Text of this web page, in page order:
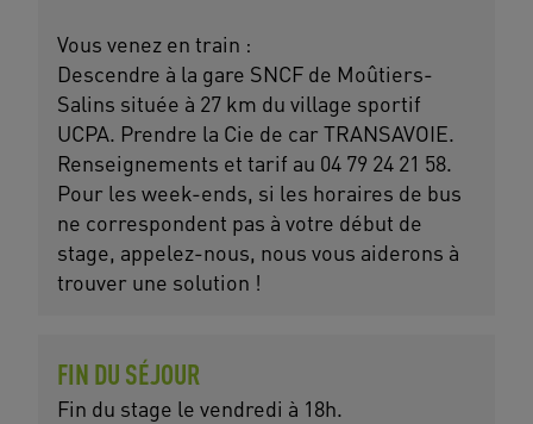
Vous venez en train :
Descendre à la gare SNCF de Moûtiers-
Salins située à 27 km du village sportif
UCPA. Prendre la Cie de car TRANSAVOIE.
Renseignements et tarif au 04 79 24 21 58.
Pour les week-ends, si les horaires de bus
ne correspondent pas à votre début de
stage, appelez-nous, nous vous aiderons à
trouver une solution !
FIN DU SÉJOUR
Fin du stage le vendredi à 18h.